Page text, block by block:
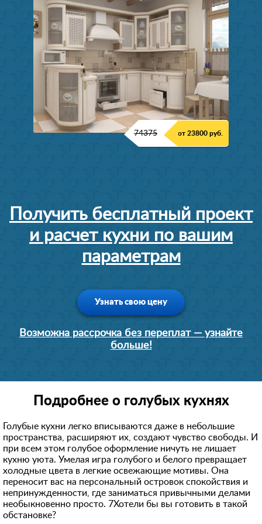
74375 от 23800 руб.
Получить бесплатный проект
и расчет кухни по вашим
параметрам
Узнать свою цену
Возможна рассрочка без переплат — узнайте
больше!
Подробнее о голубых кухнях
Голубые кухни легко вписываются даже в небольшие
пространства, расширяют их, создают чувство свободы. И
при всем этом голубое оформление ничуть не лишает
кухню уюта. Умелая игра голубого и белого превращает
холодные цвета в легкие освежающие мотивы. Она
переносит вас на персональный островок спокойствия и
непринужденности, где заниматься привычными делами
необыкновенно просто. 7Хотели бы вы готовить в такой
обстановке?